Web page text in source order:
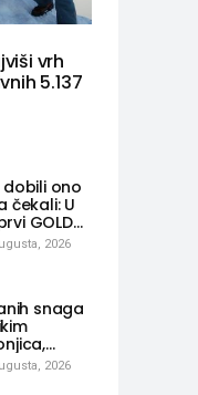
vrh
5.137
ono
čekali: U
GOLD
2026
snaga
2026